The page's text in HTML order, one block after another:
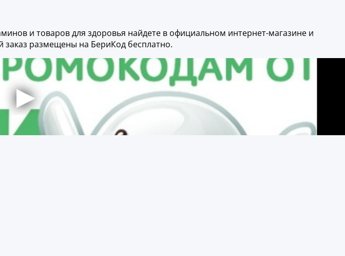
и товаров для здоровья найдете в официальном интернет-магазине и
размещены на БериКод бесплатно.